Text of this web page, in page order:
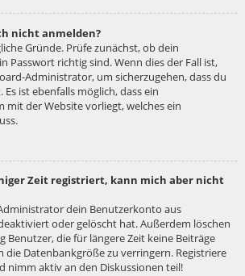
nicht anmelden?
Gründe. Prüfe zunächst, ob dein
Passwort richtig sind. Wenn dies der Fall ist,
Administrator, um sicherzugehen, dass du
ist ebenfalls möglich, dass ein
der Website vorliegt, welches ein
Zeit registriert, kann mich aber nicht
dein Benutzerkonto aus
oder gelöscht hat. Außerdem löschen
Benutzer, die für längere Zeit keine Beiträge
die Datenbankgröße zu verringern. Registriere
nimm aktiv an den Diskussionen teil!